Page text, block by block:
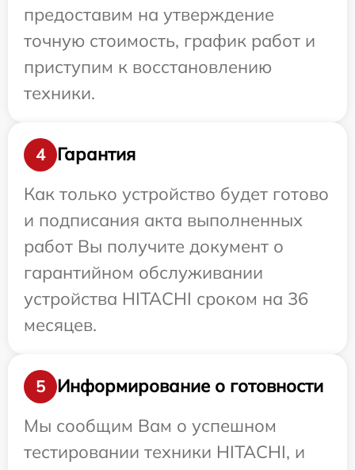
предоставим на утверждение
точную стоимость, график работ и
приступим к восстановлению
техники.
4
Гарантия
Как только устройство будет готово
и подписания акта выполненных
работ Вы получите документ о
гарантийном обслуживании
устройства HITACHI сроком на 36
месяцев.
5
Информирование о готовности
Мы сообщим Вам о успешном
тестировании техники HITACHI, и